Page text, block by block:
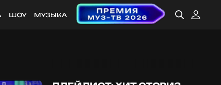
ШОУ МУЗЫКА